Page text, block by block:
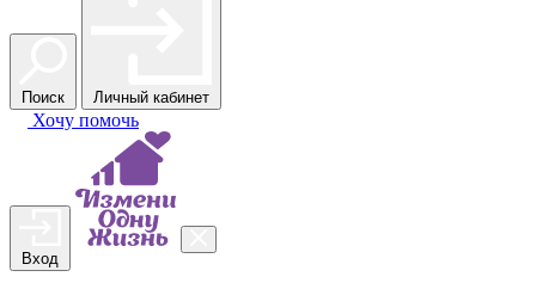
Поиск Личный кабинет
Хочу помочь
Вход